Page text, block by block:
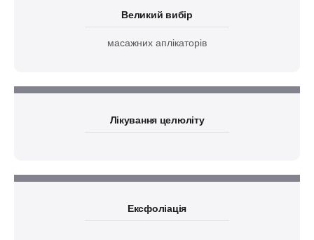
Великий вибір
масажних аплікаторів
Лікування целюліту
Ексфоліація